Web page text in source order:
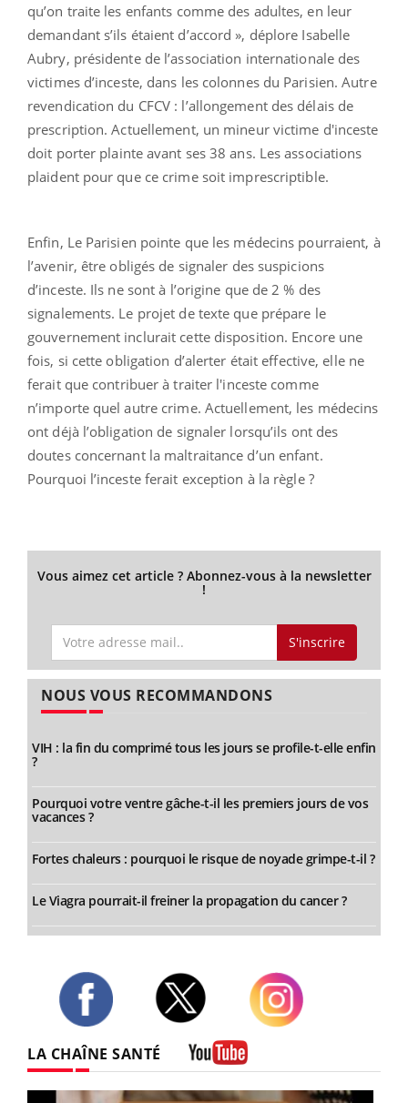
qu’on traite les enfants comme des adultes, en leur
demandant s’ils étaient d’accord », déplore Isabelle
Aubry, présidente de l’association internationale des
victimes d’inceste, dans les colonnes du Parisien. Autre
revendication du CFCV : l’allongement des délais de
prescription. Actuellement, un mineur victime d'inceste
doit porter plainte avant ses 38 ans. Les associations
plaident pour que ce crime soit imprescriptible.
Enfin, Le Parisien pointe que les médecins pourraient, à
l’avenir, être obligés de signaler des suspicions
d’inceste. Ils ne sont à l’origine que de 2 % des
signalements. Le projet de texte que prépare le
gouvernement inclurait cette disposition. Encore une
fois, si cette obligation d’alerter était effective, elle ne
ferait que contribuer à traiter l'inceste comme
n’importe quel autre crime. Actuellement, les médecins
ont déjà l’obligation de signaler lorsqu’ils ont des
doutes concernant la maltraitance d’un enfant.
Pourquoi l’inceste ferait exception à la règle ?
Vous aimez cet article ? Abonnez-vous à la newsletter
!
S'inscrire
NOUS VOUS RECOMMANDONS
VIH : la fin du comprimé tous les jours se profile-t-elle enfin
?
Pourquoi votre ventre gâche-t-il les premiers jours de vos
vacances ?
Fortes chaleurs : pourquoi le risque de noyade grimpe-t-il ?
Le Viagra pourrait-il freiner la propagation du cancer ?
LA CHAÎNE SANTÉ